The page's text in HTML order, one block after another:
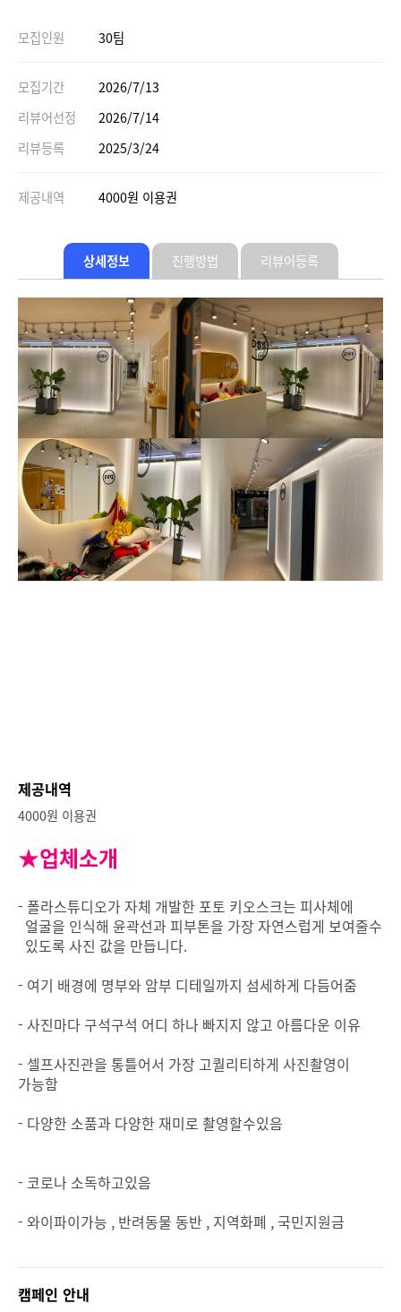
모집인원 30팀
모집기간
2026/7/13
리뷰어선정
2026/7/14
리뷰등록
2025/3/24
제공내역 4000원 이용권
상세정보 진행방법 리뷰어등록
제공내역
4000원 이용권
★업체소개
- 폴라스튜디오가 자체 개발한 포토 키오스크는 피사체에
얼굴을 인식해 윤곽선과 피부톤을 가장 자연스럽게 보여줄수
있도록 사진 값을 만듭니다.
- 여기 배경에 명부와 암부 디테일까지 섬세하게 다듬어줌
- 사진마다 구석구석 어디 하나 빠지지 않고 아름다운 이유
- 셀프사진관을 통틀어서 가장 고퀄리티하게 사진촬영이
가능함
- 다양한 소품과 다양한 재미로 촬영할수있음
- 코로나 소독하고있음
- 와이파이가능 , 반려동물 동반 , 지역화폐 , 국민지원금
캠페인 안내